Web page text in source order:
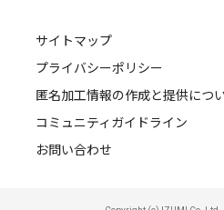
サイトマップ
プライバシーポリシー
匿名加工情報の作成と提供につ
コミュニティガイドライン
お問い合わせ